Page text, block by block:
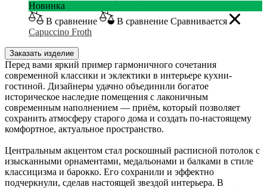
Новинка
В сравнение
В сравнение Сравнивается
Capuccino Froth
Заказать изделие
Перед вами яркий пример гармоничного сочетания
современной классики и эклектики в интерьере кухни-
гостиной. Дизайнеры удачно объединили богатое
историческое наследие помещения с лаконичным
современным наполнением — приём, который позволяет
сохранить атмосферу старого дома и создать по-настоящему
комфортное, актуальное пространство.
Центральным акцентом стал роскошный расписной потолок с
изысканными орнаментами, медальонами и балками в стиле
классицизма и барокко. Его сохранили и эффектно
подчеркнули, сделав настоящей звездой интерьера. В